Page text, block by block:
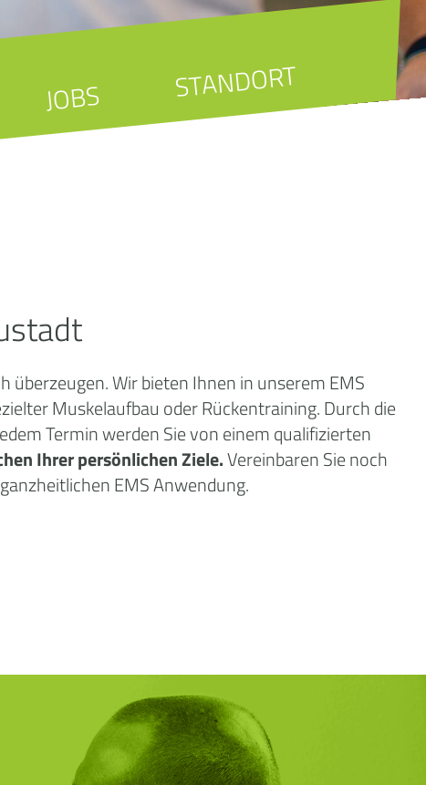
JOBS STANDORT
überzeugen. Wir bieten Ihnen in unserem EMS
Muskelaufbau oder Rückentraining. Durch die
Termin werden Sie von einem qualifizierten
Ihrer persönlichen Ziele.Vereinbaren Sie noch
EMS Anwendung.